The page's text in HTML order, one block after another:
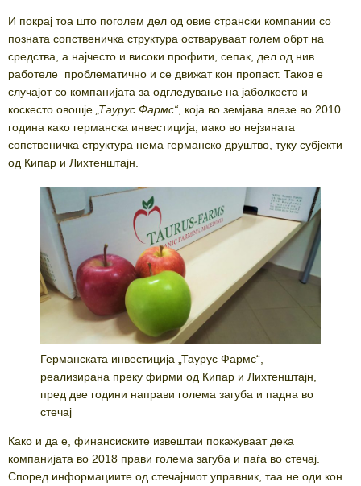
И покрај тоа што поголем дел од овие странски компании со
позната сопственичка структура остваруваат голем обрт на
средства, а најчесто и високи профити, сепак, дел од нив
работеле проблематично и се движат кон пропаст. Таков е
случајот со компанијата за одгледување на јаболкесто и
коскесто овошје „Таурус Фармс“, која во земјава влезе во 2010
година како германска инвестиција, иако во нејзината
сопственичка структура нема германско друштво, туку субјекти
од Кипар и Лихтенштајн.
Германската инвестиција „Таурус Фармс“,
реализирана преку фирми од Кипар и Лихтенштајн,
пред две години направи голема загуба и падна во
стечај
Како и да е, финансиските извештаи покажуваат дека
компанијата во 2018 прави голема загуба и паѓа во стечај.
Според информациите од стечајниот управник, таа не оди кон